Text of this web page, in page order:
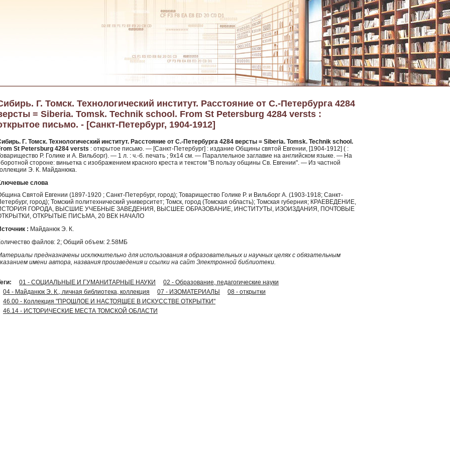
Г. Томск. Технологический институт. Расстояние от С.-Петербурга 4284
= Siberia. Tomsk. Technik school. From St Petersburg 4284 versts :
письмо. - [Санкт-Петербург, 1904-1912]
Г. Томск. Технологический институт. Расстояние от С.-Петербурга 4284 версты = Siberia. Tomsk. Technik school.
St Petersburg 4284 versts : открытое письмо. — [Санкт-Петербург] : издание Общины святой Евгении, [1904-1912] ( :
Р. Голике и А. Вильборг). — 1 л. : ч.-б. печать ; 9х14 см. — Параллельное заглавие на английском языке. — На
стороне: виньетка с изображением красного креста и текстом "В пользу общины Св. Евгении". — Из частной
Э. К. Майданюка.
слова
Святой Евгении (1897-1920 ; Санкт-Петербург, город); Товарищество Голике Р. и Вильборг А. (1903-1918; Санкт-
город); Томский политехнический университет; Томск, город (Томская область); Томская губерния; КРАЕВЕДЕНИЕ,
ГОРОДА, ВЫСШИЕ УЧЕБНЫЕ ЗАВЕДЕНИЯ, ВЫСШЕЕ ОБРАЗОВАНИЕ, ИНСТИТУТЫ, ИЗОИЗДАНИЯ, ПОЧТОВЫЕ
ОТКРЫТЫЕ ПИСЬМА, 20 ВЕК НАЧАЛО
: Майданюк Э. К.
файлов: 2; Общий объем: 2.58МБ
предназначены исключительно для использования в образовательных и научных целях с обязательным
имени автора, названия произведения и ссылки на сайт Электронной библиотеки.
01 - СОЦИАЛЬНЫЕ И ГУМАНИТАРНЫЕ НАУКИ
02 - Образование, педагогические науки
04 - Майданюк Э. К., личная библиотека, коллекция
07 - ИЗОМАТЕРИАЛЫ
08 - открытки
46.00 - Коллекция "ПРОШЛОЕ И НАСТОЯЩЕЕ В ИСКУССТВЕ ОТКРЫТКИ"
46.14 - ИСТОРИЧЕСКИЕ МЕСТА ТОМСКОЙ ОБЛАСТИ